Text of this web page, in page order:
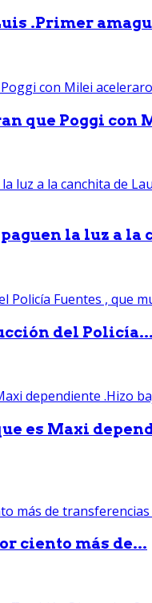
.Primer
que Poggi con
la luz a la
del Policía...
es Maxi
ciento más de...